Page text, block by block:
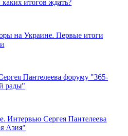
итогов ждать?
на Украине. Первые итоги
Пантелеева форуму "365-
рады"
Интервью Сергея Пантелеева
Азия"